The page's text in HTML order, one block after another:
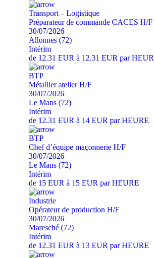
Transport – Logistique
Préparateur de commande CACES H/F
30/07/2026
Allonnes (72)
Intérim
de 12.31 EUR à 12.31 EUR par
BTP
Métallier atelier H/F
30/07/2026
Le Mans (72)
Intérim
de 12.31 EUR à 14 EUR par HEURE
BTP
Chef d’équipe maçonnerie H/F
30/07/2026
Le Mans (72)
Intérim
de 15 EUR à 15 EUR par HEURE
Industrie
Opérateur de production H/F
30/07/2026
Maresché (72)
Intérim
de 12.31 EUR à 13 EUR par HEURE